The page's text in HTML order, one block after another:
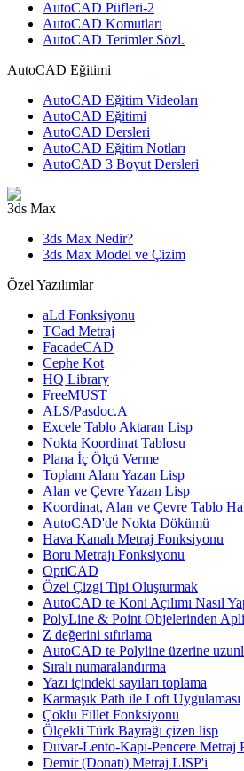
AutoCAD Püfleri-2
AutoCAD Komutları
AutoCAD Terimler Sözl.
AutoCAD Eğitimi
AutoCAD Eğitim Videoları
AutoCAD Eğitimi
AutoCAD Dersleri
AutoCAD Eğitim Notları
AutoCAD 3 Boyut Dersleri
3ds Max
3ds Max Nedir?
3ds Max Model ve Çizim
Özel Yazılımlar
aLd Fonksiyonu
TCad Metraj
FacadeCAD
Cephe Kot
HQ Library
FreeMUST
ALS/Pasdoc.A
Excele Tablo Aktaran Lisp
Nokta Koordinat Tablosu
Plana İç Ölçü Verme
Toplam Alanı Yazan Lisp
Alan ve Çevre Yazan Lisp
Koordinat, Alan ve Çevre Tablo
AutoCAD'de Nokta Dökümü
Hava Kanalı Metraj Fonksiyonu
Boru Metrajı Fonksiyonu
OptiCAD
Özel Çizgi Tipi Oluşturmak
AutoCAD te Koni Açılımı Nasıl
PolyLine & Point Objelerinden
Z değerini sıfırlama
AutoCAD te Polyline üzerine
Sıralı numaralandırma
Yazı içindeki sayıları toplama
Karmaşık Path ile Loft Uygulaması
Çoklu Fillet Fonksiyonu
Ölçekli Türk Bayrağı çizen lisp
Duvar-Lento-Kapı-Pencere Metraj
Demir (Donatı) Metraj LISP'i